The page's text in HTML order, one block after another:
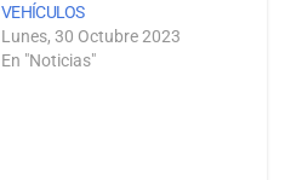
VEHÍCULOS
Lunes, 30 Octubre 2023
En "Noticias"